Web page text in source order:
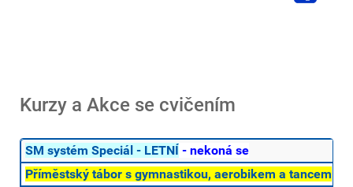
Kurzy a Akce se cvičením
SM systém Speciál - LETNÍ - nekoná se
Příměstský tábor s gymnastikou, aerobikem a tancem